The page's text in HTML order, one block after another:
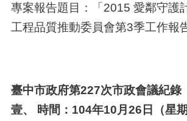
專案報告題目：「2015 愛鄰守護
工程品質推動委員會第3季工作報
臺中市政府第227次市政會議紀錄
壹、 時間：104年10月26日（星